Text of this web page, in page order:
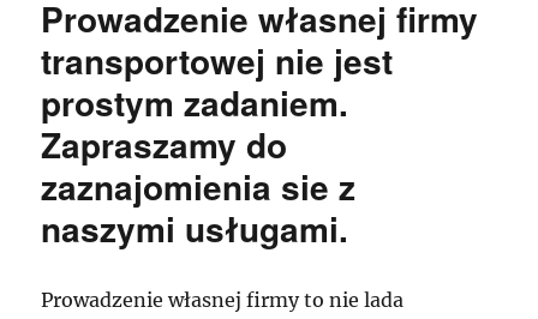
Prowadzenie własnej firmy
transportowej nie jest
prostym zadaniem.
Zapraszamy do
zaznajomienia sie z
naszymi usługami.
Prowadzenie własnej firmy to nie lada